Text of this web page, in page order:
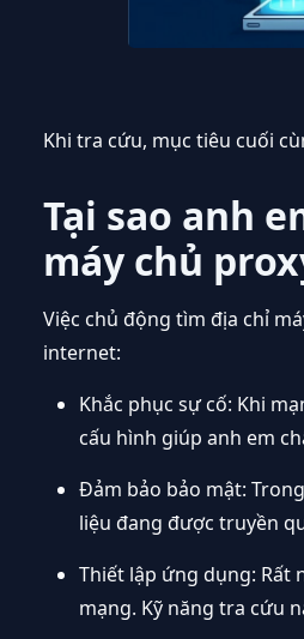
Khi tra cứu, mục tiêu cuối
Tại sao anh
máy chủ
Việc chủ động tìm địa chỉ
internet:
Khắc phục sự cố: Khi
cấu hình giúp anh em
Đảm bảo bảo mật:
liệu đang được truyền
Thiết lập ứng dụng: Rất
mạng. Kỹ năng tra cứu